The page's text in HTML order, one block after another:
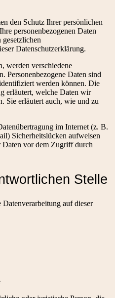
den Schutz Ihrer persönlichen
personenbezogenen Daten
Datenschutzerklärung.
werden verschiedene
Personenbezogene Daten sind
werden können. Die
erläutert, welche Daten wir
Sie erläutert auch, wie und zu
im Internet (z. B.
Sicherheitslücken aufweisen
Daten vor dem Zugriff durch
Stelle
auf dieser